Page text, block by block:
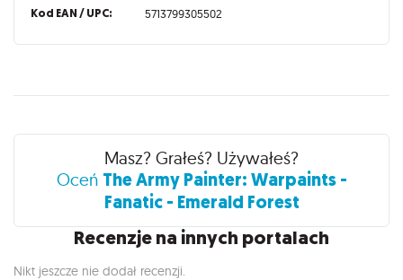
Kod EAN / UPC: 5713799305502
Recenzje
Masz? Grałeś? Używałeś?
Oceń The Army Painter: Warpaints -
Fanatic - Emerald Forest
Recenzje na innych portalach
Nikt jeszcze nie dodał recenzji.